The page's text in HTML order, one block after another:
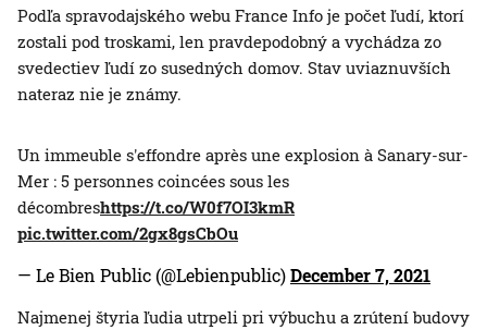
Podľa spravodajského webu France Info je počet ľudí, ktorí
zostali pod troskami, len pravdepodobný a vychádza zo
svedectiev ľudí zo susedných domov. Stav uviaznuvších
nateraz nie je známy.
Un immeuble s'effondre après une explosion à Sanary-sur-
Mer : 5 personnes coincées sous les
décombreshttps://t.co/W0f7OI3kmR
pic.twitter.com/2gx8gsCbOu
— Le Bien Public (@Lebienpublic)December 7, 2021
Najmenej štyria ľudia utrpeli pri výbuchu a zrútení budovy